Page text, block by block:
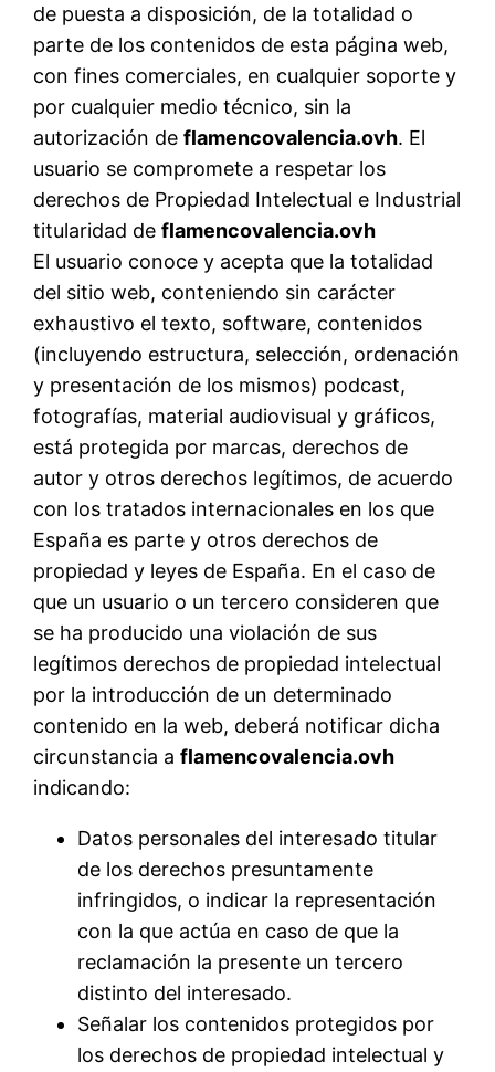
de puesta a disposición, de la totalidad o
parte de los contenidos de esta página web,
con fines comerciales, en cualquier soporte y
por cualquier medio técnico, sin la
autorización deflamencovalencia.ovh. El
usuario se compromete a respetar los
derechos de Propiedad Intelectual e Industrial
titularidad deflamencovalencia.ovh
El usuario conoce y acepta que la totalidad
del sitio web, conteniendo sin carácter
exhaustivo el texto, software, contenidos
(incluyendo estructura, selección, ordenación
y presentación de los mismos) podcast,
fotografías, material audiovisual y gráficos,
está protegida por marcas, derechos de
autor y otros derechos legítimos, de acuerdo
con los tratados internacionales en los que
España es parte y otros derechos de
propiedad y leyes de España. En el caso de
que un usuario o un tercero consideren que
se ha producido una violación de sus
legítimos derechos de propiedad intelectual
por la introducción de un determinado
contenido en la web, deberá notificar dicha
circunstancia aflamencovalencia.ovh
indicando:
Datos personales del interesado titular
de los derechos presuntamente
infringidos, o indicar la representación
con la que actúa en caso de que la
reclamación la presente un tercero
distinto del interesado.
Señalar los contenidos protegidos por
los derechos de propiedad intelectual y